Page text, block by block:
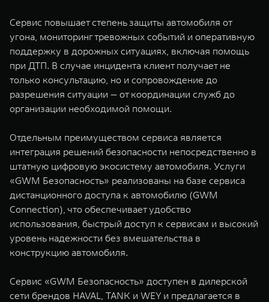
Сервис повышает степень защиты автомобиля от
угона, мониторинг тревожных событий и оперативную
поддержку в дорожных ситуациях, включая помощь
при ДТП. В случае инцидента клиент получает не
только консультацию, но и сопровождение до
разрешения ситуации — от координации служб до
организации необходимой помощи.
Отдельным преимуществом сервиса является
интеграция решений безопасности непосредственно в
штатную цифровую экосистему автомобиля. Услуги
«GWM Безопасность» реализованы на базе сервиса
дистанционного доступа к автомобилю (GWM
Connection), что обеспечивает удобство
использования, быстрый доступ к сервисам и высокий
уровень надежности без вмешательства в
конструкцию автомобиля.
Сервис «GWM Безопасность» доступен в дилерской
сети брендов HAVAL, TANK и WEY и предлагается в